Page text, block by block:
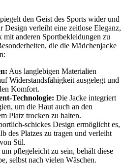
den Geist des Sports wider und
Design verleiht eine zeitlose Eleganz,
mit anderen Sportbekleidungen zu
die die Mädchenjacke
Aus langlebigen Materialien
Widerstandsfähigkeit ausgelegt und
Komfort.
Technologie: Die Jacke integriert
um die Haut auch an den
Platz trocken zu halten.
schickes Design ermöglicht es,
des Platzes zu tragen und verleiht
Stil.
pflegeleicht zu sein, behält diese
selbst nach vielen Wäschen.